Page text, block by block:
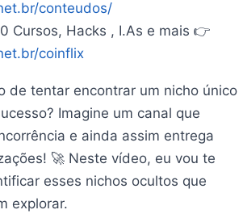
conteudos/
Cursos, Hacks , I.As e mais 👉
coinflix
de tentar encontrar um nicho único
Imagine um canal que
e ainda assim entrega
🚀 Neste vídeo, eu vou te
esses nichos ocultos que
explorar.